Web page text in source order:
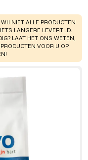
NIET ALLE PRODUCTEN
LANGERE LEVERTIJD.
LAAT HET ONS WETEN,
VOOR U OP